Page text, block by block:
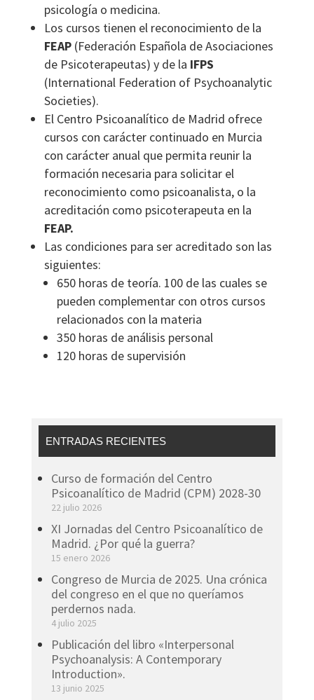
psicología o medicina.
Los cursos tienen el reconocimiento de la
FEAP(Federación Española de Asociaciones
de Psicoterapeutas) y de la IFPS
(International Federation of Psychoanalytic
Societies).
El Centro Psicoanalítico de Madrid ofrece
cursos con carácter continuado en Murcia
con carácter anual que permita reunir la
formación necesaria para solicitar el
reconocimiento como psicoanalista, o la
acreditación como psicoterapeuta en la
FEAP.
Las condiciones para ser acreditado son las
siguientes:
650 horas de teoría. 100 de las cuales se
pueden complementar con otros cursos
relacionados con la materia
350 horas de análisis personal
120 horas de supervisión
ENTRADAS RECIENTES
Curso de formación del Centro
Psicoanalítico de Madrid (CPM) 2028-30
22 julio 2026
XI Jornadas del Centro Psicoanalítico de
Madrid. ¿Por qué la guerra?
15 enero 2026
Congreso de Murcia de 2025. Una crónica
del congreso en el que no queríamos
perdernos nada.
4 julio 2025
Publicación del libro «Interpersonal
Psychoanalysis: A Contemporary
Introduction».
13 junio 2025